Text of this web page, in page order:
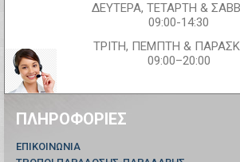
ΔΕΥΤΕΡΑ, ΤΕΤΑΡΤΗ &
09:00-14:30
ΤΡΙΤΗ, ΠΕΜΠΤΗ &
09:00–20:00
ΠΛΗΡΟΦΟΡΊΕΣ
ΕΠΙΚΟΙΝΩΝΊΑ